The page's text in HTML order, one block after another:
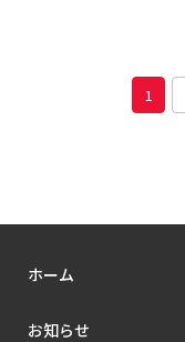
1
ホーム
お知らせ